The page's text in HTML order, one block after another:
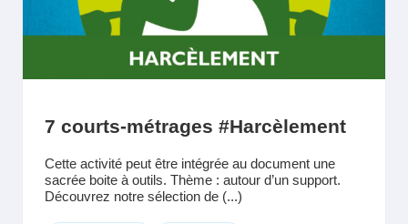
7 courts-métrages #Harcèlement
Cette activité peut être intégrée au document une
sacrée boite à outils. Thème : autour d’un support.
Découvrez notre sélection de (...)